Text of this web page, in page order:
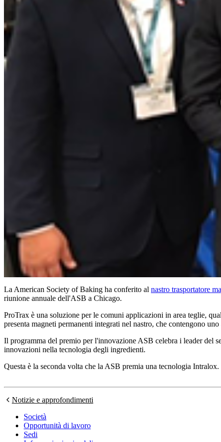
La American Society of Baking ha conferito al nastro trasportatore
riunione annuale dell'ASB a Chicago.
ProTrax è una soluzione per le comuni applicazioni in area teglie,
presenta magneti permanenti integrati nel nastro, che contengono
Il programma del premio per l'innovazione ASB celebra i leader del
innovazioni nella tecnologia degli ingredienti.
Questa è la seconda volta che la ASB premia una tecnologia
Notizie e approfondimenti
Società
Opportunità di lavoro
Sedi